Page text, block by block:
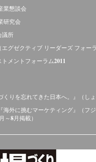
業懇談会
研究会
議所
グゼクティブ リーダーズ フォーラ
メントフォーラム2011
くりを忘れてきた日本へ。』（しょ
海外に挑むマーケティング』（フ
～8月掲載）